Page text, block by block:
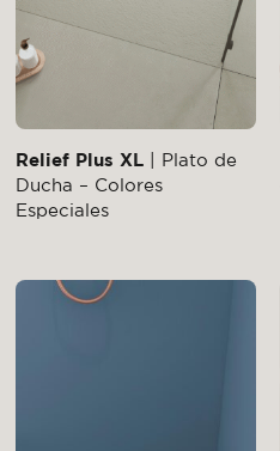
Relief Plus XL | Plato de
Ducha – Colores
Especiales